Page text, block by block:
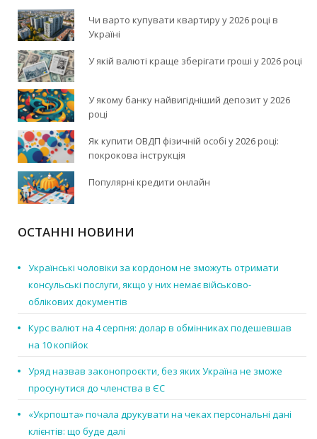
Чи варто купувати квартиру у 2026 році в
Україні
У якій валюті краще зберігати гроші у 2026 році
У якому банку найвигідніший депозит у 2026
році
Як купити ОВДП фізичній особі у 2026 році:
покрокова інструкція
Популярні кредити онлайн
ОСТАННІ НОВИНИ
Українські чоловіки за кордоном не зможуть отримати
консульські послуги, якщо у них немає військово-
облікових документів
Курс валют на 4 серпня: долар в обмінниках подешевшав
на 10 копійок
Уряд назвав законопроєкти, без яких Україна не зможе
просунутися до членства в ЄС
«Укрпошта» почала друкувати на чеках персональні дані
клієнтів: що буде далі